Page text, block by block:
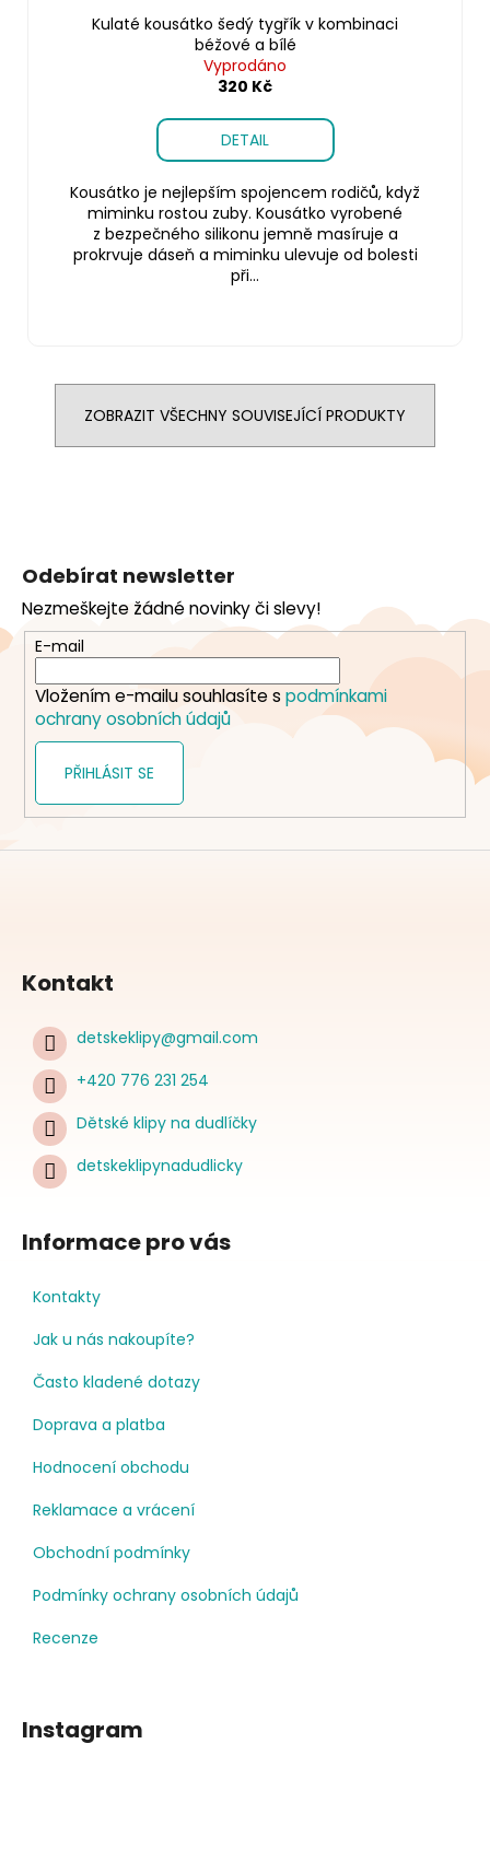
Kulaté kousátko šedý tygřík v kombinaci
béžové a bílé
Vyprodáno
320 Kč
DETAIL
Kousátko je nejlepším spojencem rodičů, když
miminku rostou zuby. Kousátko vyrobené
z bezpečného silikonu jemně masíruje a
prokrvuje dáseň a miminku ulevuje od bolesti
při...
ZOBRAZIT VŠECHNY SOUVISEJÍCÍ PRODUKTY
a
t
Odebírat newsletter
Nezmeškejte žádné novinky či slevy!
E-mail
Vložením e-mailu souhlasíte s podmínkami
ochrany osobních údajů
PŘIHLÁSIT SE
Kontakt
detskeklipy@gmail.com
+420 776 231 254
Dětské klipy na dudlíčky
detskeklipynadudlicky
Informace pro vás
Kontakty
Jak u nás nakoupíte?
Často kladené dotazy
Doprava a platba
Hodnocení obchodu
Reklamace a vrácení
Obchodní podmínky
Podmínky ochrany osobních údajů
Recenze
Instagram